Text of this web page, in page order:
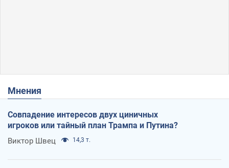
Мнения
Совпадение интересов двух циничных
игроков или тайный план Трампа и Путина?
Виктор Швец 14,3 т.